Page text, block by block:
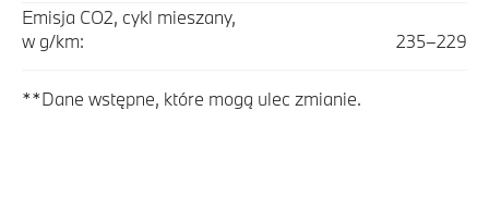
Emisja CO2, cykl mieszany,
w g/km:
235–229
**Dane wstępne, które mogą ulec zmianie.